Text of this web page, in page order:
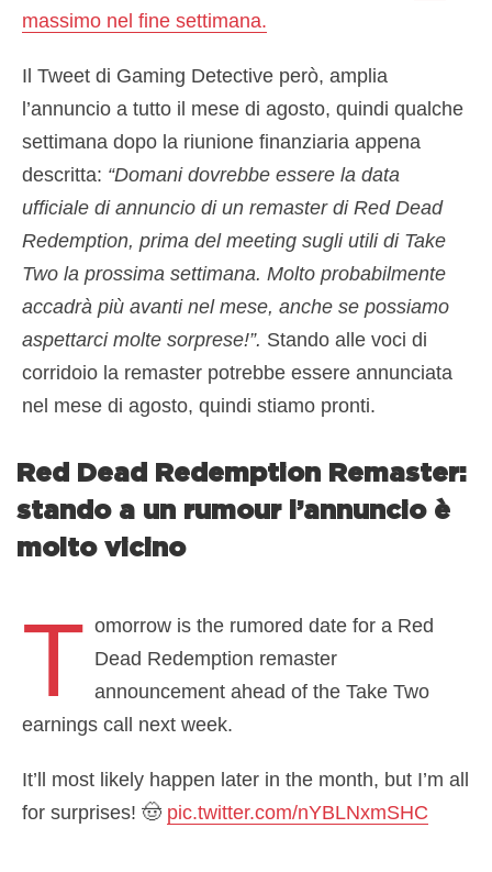
massimo nel fine settimana.
Il Tweet di Gaming Detective però, amplia
l’annuncio a tutto il mese di agosto, quindi qualche
settimana dopo la riunione finanziaria appena
descritta: “Domani dovrebbe essere la data
ufficiale di annuncio di un remaster di Red Dead
Redemption, prima del meeting sugli utili di Take
Two la prossima settimana. Molto probabilmente
accadrà più avanti nel mese, anche se possiamo
aspettarci molte sorprese!”. Stando alle voci di
corridoio la remaster potrebbe essere annunciata
nel mese di agosto, quindi stiamo pronti.
Red Dead Redemption Remaster:
stando a un rumour l’annuncio è
molto vicino
T omorrow is the rumored date for a Red
Dead Redemption remaster
announcement ahead of the Take Two
earnings call next week.
It’ll most likely happen later in the month, but I’m all
for surprises! 🤠 pic.twitter.com/nYBLNxmSHC